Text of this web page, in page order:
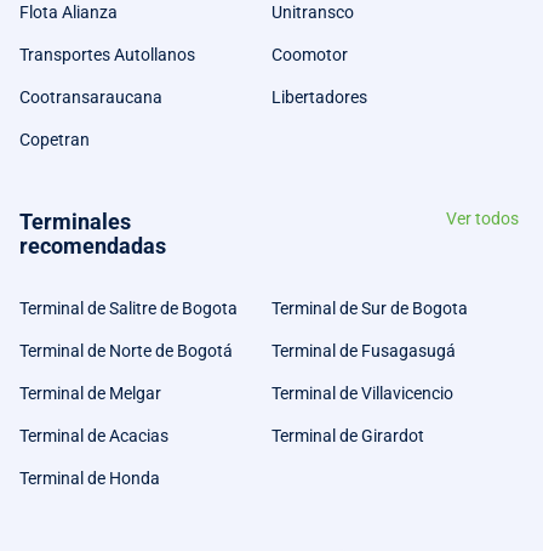
Flota Alianza Unitransco
Transportes Autollanos Coomotor
Cootransaraucana Libertadores
Copetran
Terminales
recomendadas
Ver todos
Terminal de Salitre de Bogota Terminal de Sur de Bogota
Terminal de Norte de Bogotá Terminal de Fusagasugá
Terminal de Melgar Terminal de Villavicencio
Terminal de Acacias Terminal de Girardot
Terminal de Honda